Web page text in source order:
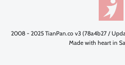
2008 - 2025 TianPan.co v3 (78a4b27 /
Made with heart in